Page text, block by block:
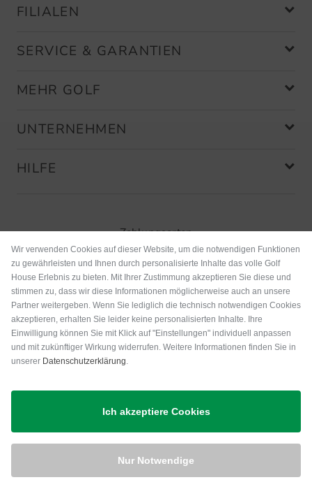
FILIALEN
SERVICE & GARANTIEN
MEHR GOLF
UNTERNEHMEN
HILFE
Zahlungsarten
Versand
Wir verwenden Cookies auf dieser Website, um die notwendigen Funktionen
zu gewährleisten und Ihnen durch personalisierte Inhalte das volle Golf
House Erlebnis zu bieten. Mit Ihrer Zustimmung akzeptieren Sie diese und
stimmen zu, dass wir diese Informationen möglicherweise auch an unsere
Partner weitergeben. Wenn Sie lediglich die technisch notwendigen Cookies
akzeptieren, erhalten Sie leider keine personalisierten Inhalte. Ihre
Einwilligung können Sie mit Klick auf "Einstellungen" individuell anpassen
und mit zukünftiger Wirkung widerrufen. Weitere Informationen finden Sie in
unserer Datenschutzerklärung.
Ich akzeptiere Cookies
Nur Notwendige